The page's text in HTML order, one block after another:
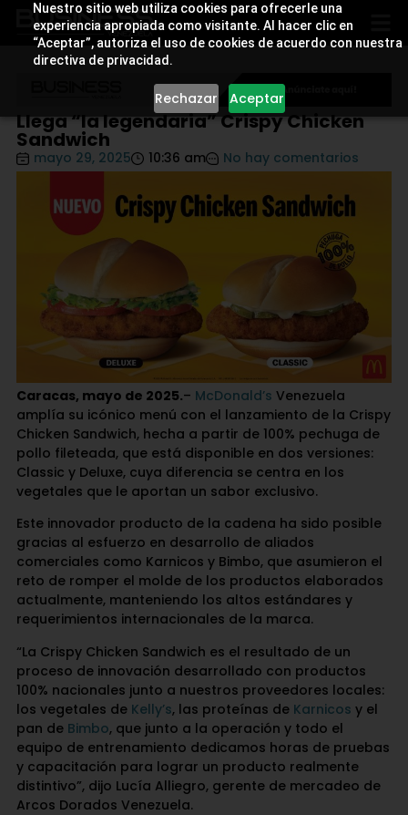
Nuestro sitio web utiliza cookies para ofrecerle una
experiencia apropiada como visitante. Al hacer clic en
“Aceptar”, autoriza el uso de cookies de acuerdo con nuestra
directiva de privacidad.
Rechazar Aceptar
Llega “la legendaria” Crispy Chicken
Sandwich
mayo 29, 2025 10:36 am No hay comentarios
Caracas, mayo de 2025.– McDonald’s Venezuela
amplía su icónico menú con el lanzamiento de la Crispy
Chicken Sandwich, hecha a partir de 100% pechuga de
pollo fileteada, que está disponible en dos versiones:
Classic y Deluxe, cuya diferencia se centra en los
vegetales que le aportan un sabor exclusivo.
Este innovador producto de la cadena ha sido posible
gracias al esfuerzo en desarrollo de aliados
comerciales como Karnicos y Bimbo, que asumieron el
reto de romper el molde de los productos elaborados
actualmente, manteniendo los altos estándares y
requerimientos internacionales de la marca.
“La Crispy Chicken Sandwich es el resultado de un
proceso de innovación desarrollado con productos
100% nacionales junto a nuestros proveedores locales:
los vegetales de Kelly’s, las proteínas de Karnicos y el
pan de Bimbo, que junto a la operación y todo el
equipo de entrenamiento dedicamos horas de pruebas
y capacitación para lograr un producto realmente
distintivo”, dijo Lucía Alliegro, gerente de mercadeo de
Arcos Dorados Venezuela.